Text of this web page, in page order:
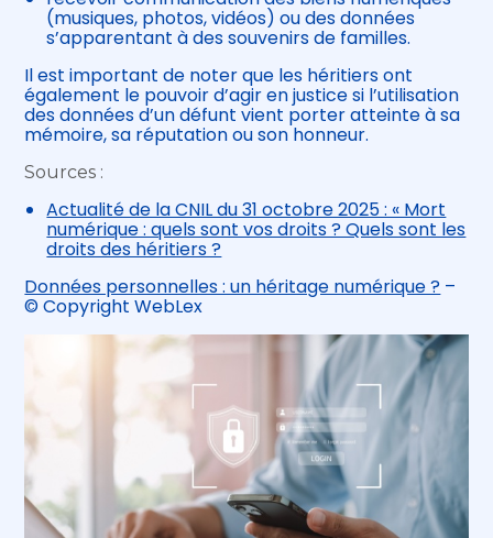
(musiques, photos, vidéos) ou des données
s’apparentant à des souvenirs de familles.
Il est important de noter que les héritiers ont
également le pouvoir d’agir en justice si l’utilisation
des données d’un défunt vient porter atteinte à sa
mémoire, sa réputation ou son honneur.
Sources :
Actualité de la CNIL du 31 octobre 2025 : « Mort
numérique : quels sont vos droits ? Quels sont les
droits des héritiers ?
Données personnelles : un héritage numérique ? –
© Copyright WebLex